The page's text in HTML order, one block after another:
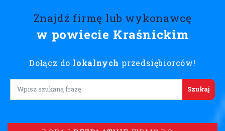
Znajdź firmę lub wykonawcę
w powiecie Kraśnickim
Dołącz do lokalnych przedsiębiorców!
Lorem ipsum